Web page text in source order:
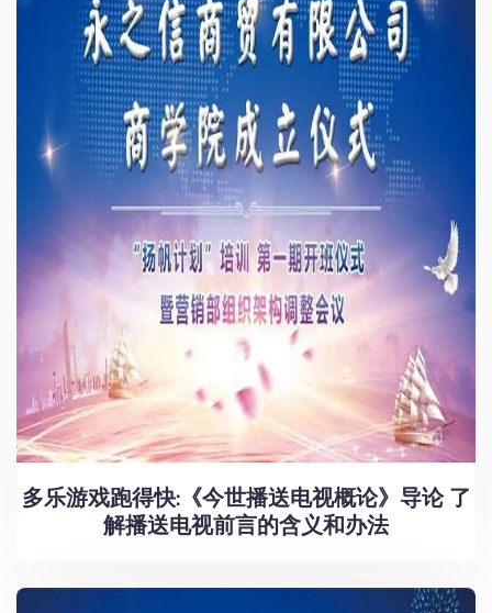
多乐游戏跑得快:《今世播送电视概论》导论 了
解播送电视前言的含义和办法